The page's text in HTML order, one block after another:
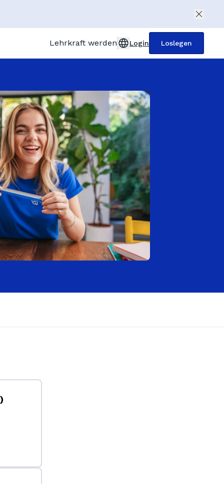
Lehrkraft werden
Deutschland (Deutsch)
Österreich (Deutsch)
France (Français)
Italia (Italiano)
España (Español)
Türkiye (Türkçe)
Polska (Polski)
Nederland (Dutch)
Ελλάδα (Ελληνικά)
Login Loslegen